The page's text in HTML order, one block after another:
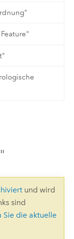
und wird
sind
Sie die aktuelle